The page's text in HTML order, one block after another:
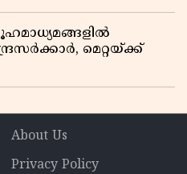
മെറ്റയ്ക്ക്
About Us
Privacy Policy